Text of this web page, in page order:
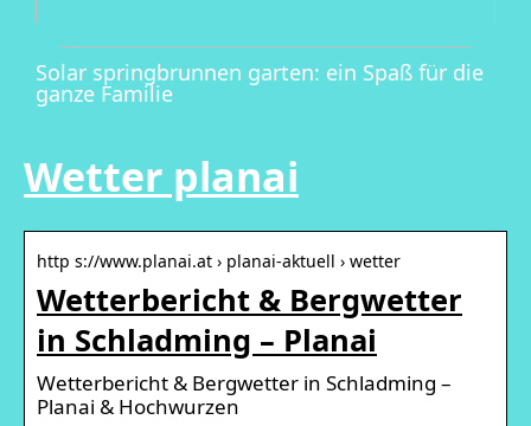
Solar springbrunnen garten: ein Spaß für die
ganze Familie
Wetter planai
http s://www.planai.at › planai-aktuell › wetter
Wetterbericht & Bergwetter
in Schladming – Planai
Wetterbericht & Bergwetter in Schladming –
Planai & Hochwurzen